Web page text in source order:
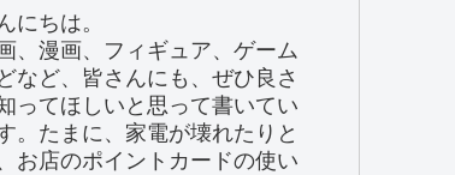
にちは。
、漫画、フィギュア、ゲーム
など、皆さんにも、ぜひ良さ
ってほしいと思って書いてい
。たまに、家電が壊れたりと
お店のポイントカードの使い